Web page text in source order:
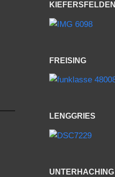
KIEFERSFELDEN
FREISING
LENGGRIES
UNTERHACHING